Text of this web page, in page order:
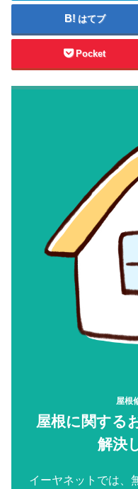
はてブ
Pocket
屋根
屋根に関する
解決
イーヤネットでは、